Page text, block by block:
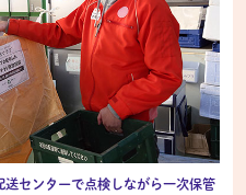
センターで点検しながら一次保管